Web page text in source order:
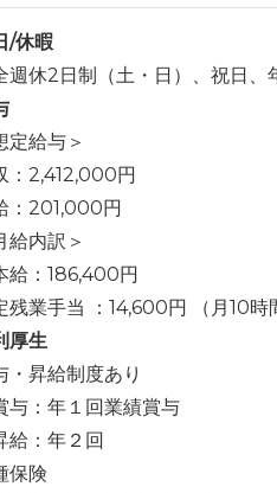
/休暇
週休2日制（土・日）、祝日
定給与＞
：2,412,000円
：201,000円
給内訳＞
給：186,400円
残業手当 ：14,600円 （月10時
厚生
・昇給制度あり
与：年１回業績賞与
給：年２回
保険